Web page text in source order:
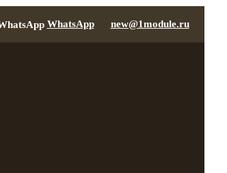
WhatsApp new@1module.ru